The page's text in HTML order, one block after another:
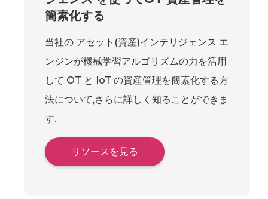
簡素化する
当社の アセット(資産)インテリジェンス エ
ンジンが機械学習アルゴリズムの力を活用
して OT と IoT の資産管理を簡素化する方
法について,さらに詳しく知ることができま
す.
リソースを見る